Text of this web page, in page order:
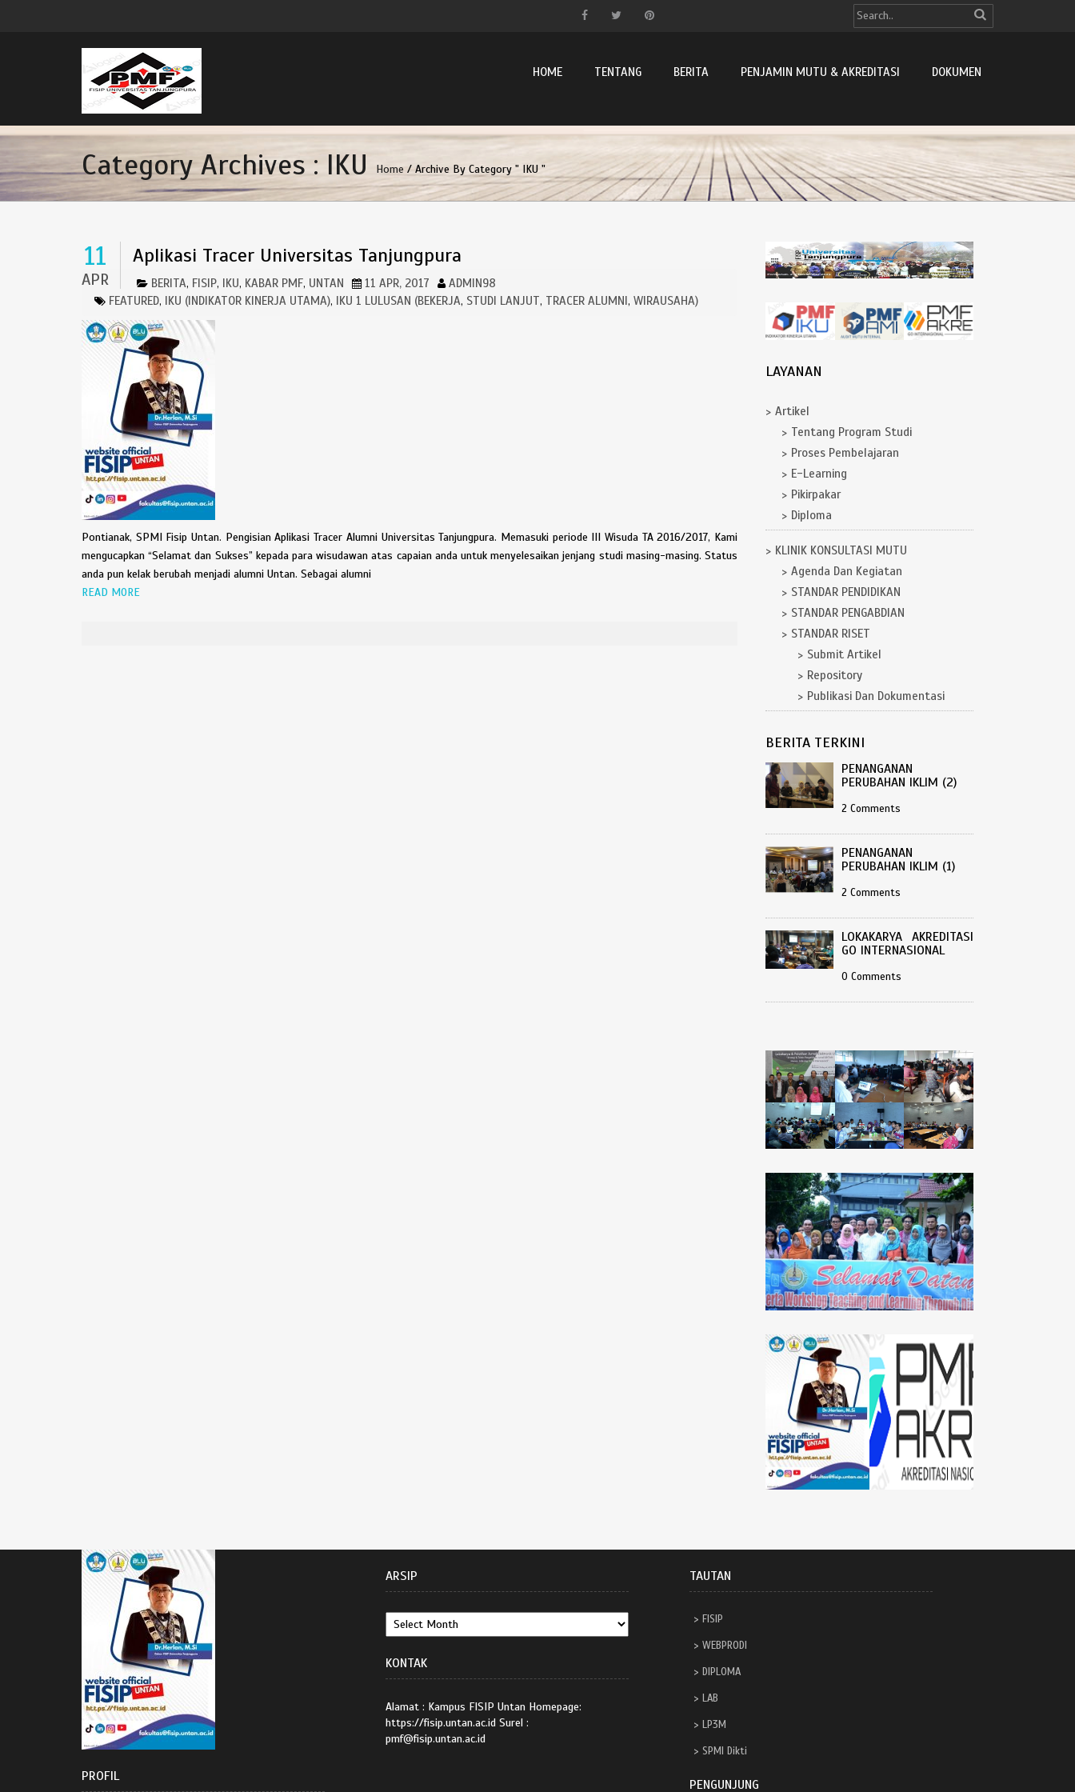
HOME TENTANG BERITA PENJAMIN MUTU & AKREDITASI DOKUMEN
Category Archives : IKU Home / Archive By Category " IKU "
11
APR
Aplikasi Tracer Universitas Tanjungpura
BERITA, FISIP, IKU, KABAR PMF, UNTAN 11 APR, 2017
ADMIN98
FEATURED, IKU (INDIKATOR KINERJA UTAMA), IKU 1 LULUSAN (BEKERJA, STUDI LANJUT, TRACER ALUMNI, WIRAUSAHA)
Pontianak, SPMI Fisip Untan. Pengisian Aplikasi Tracer Alumni Universitas Tanjungpura. Memasuki periode III Wisuda TA 2016/2017, Kami
mengucapkan “Selamat dan Sukses” kepada para wisudawan atas capaian anda untuk menyelesaikan jenjang studi masing-masing. Status
anda pun kelak berubah menjadi alumni Untan. Sebagai alumni
READ MORE
LAYANAN
Artikel
Tentang Program Studi
Proses Pembelajaran
E-Learning
Pikirpakar
Diploma
KLINIK KONSULTASI MUTU
Agenda Dan Kegiatan
STANDAR PENDIDIKAN
STANDAR PENGABDIAN
STANDAR RISET
Submit Artikel
Repository
Publikasi Dan Dokumentasi
BERITA TERKINI
PENANGANAN
PERUBAHAN IKLIM (2)
2 Comments
PENANGANAN
PERUBAHAN IKLIM (1)
2 Comments
LOKAKARYA AKREDITASI
GO INTERNASIONAL
0 Comments
PROFIL
ARSIP
KONTAK
Alamat : Kampus FISIP Untan Homepage:
https://fisip.untan.ac.id Surel :
pmf@fisip.untan.ac.id
TAUTAN
FISIP
WEBPRODI
DIPLOMA
LAB
LP3M
SPMI Dikti
PENGUNJUNG